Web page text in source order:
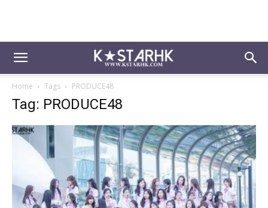
Home Tags PRODUCE48
Tag: PRODUCE48